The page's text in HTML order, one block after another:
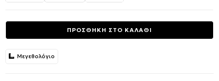
235.50€.
ΠΡΟΣΘΗΚΗ ΣΤΟ ΚΑΛΑΘΙ
Μεγεθολόγιο